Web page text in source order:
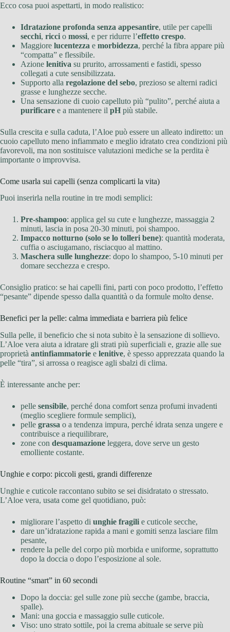
Ecco cosa puoi aspettarti, in modo realistico:
Idratazione profonda senza appesantire, utile per capelli
secchi, ricci o mossi, e per ridurre l’effetto crespo.
Maggiore lucentezza e morbidezza, perché la fibra appare più
“compatta” e flessibile.
Azione lenitiva su prurito, arrossamenti e fastidi, spesso
collegati a cute sensibilizzata.
Supporto alla regolazione del sebo, prezioso se alterni radici
grasse e lunghezze secche.
Una sensazione di cuoio capelluto più “pulito”, perché aiuta a
purificare e a mantenere il pH più stabile.
Sulla crescita e sulla caduta, l’Aloe può essere un alleato indiretto: un
cuoio capelluto meno infiammato e meglio idratato crea condizioni più
favorevoli, ma non sostituisce valutazioni mediche se la perdita è
importante o improvvisa.
Come usarla sui capelli (senza complicarti la vita)
Puoi inserirla nella routine in tre modi semplici:
Pre-shampoo: applica gel su cute e lunghezze, massaggia 2
minuti, lascia in posa 20-30 minuti, poi shampoo.
Impacco notturno (solo se lo tolleri bene): quantità moderata,
cuffia o asciugamano, risciacquo al mattino.
Maschera sulle lunghezze: dopo lo shampoo, 5-10 minuti per
domare secchezza e crespo.
Consiglio pratico: se hai capelli fini, parti con poco prodotto, l’effetto
“pesante” dipende spesso dalla quantità o da formule molto dense.
Benefici per la pelle: calma immediata e barriera più felice
Sulla pelle, il beneficio che si nota subito è la sensazione di sollievo.
L’Aloe vera aiuta a idratare gli strati più superficiali e, grazie alle sue
proprietà antinfiammatorie e lenitive, è spesso apprezzata quando la
pelle “tira”, si arrossa o reagisce agli sbalzi di clima.
È interessante anche per:
pelle sensibile, perché dona comfort senza profumi invadenti
(meglio scegliere formule semplici),
pelle grassa o a tendenza impura, perché idrata senza ungere e
contribuisce a riequilibrare,
zone con desquamazione leggera, dove serve un gesto
emolliente costante.
Unghie e corpo: piccoli gesti, grandi differenze
Unghie e cuticole raccontano subito se sei disidratato o stressato.
L’Aloe vera, usata come gel quotidiano, può:
migliorare l’aspetto di unghie fragili e cuticole secche,
dare un’idratazione rapida a mani e gomiti senza lasciare film
pesante,
rendere la pelle del corpo più morbida e uniforme, soprattutto
dopo la doccia o dopo l’esposizione al sole.
Routine “smart” in 60 secondi
Dopo la doccia: gel sulle zone più secche (gambe, braccia,
spalle).
Mani: una goccia e massaggio sulle cuticole.
Viso: uno strato sottile, poi la crema abituale se serve più